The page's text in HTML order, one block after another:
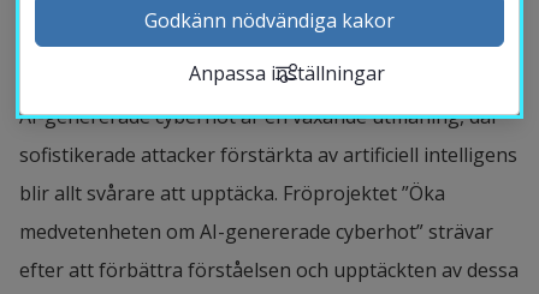
AI-genererade cyberhot är en växande utmaning, där
sofistikerade attacker förstärkta av artificiell intelligens
blir allt svårare att upptäcka. Fröprojektet ”Öka
medvetenheten om AI-genererade cyberhot” strävar
efter att förbättra förståelsen och upptäckten av dessa
Kontakta och besök oss
Kalender
Sök personal
Studentwebb
Medarbetarwebb Insidan
Länk till
Godkänn nödvändiga kakor
Anpassa inställningar